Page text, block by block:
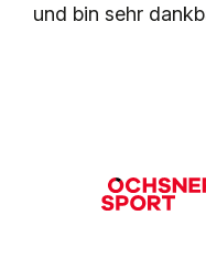
und bin sehr